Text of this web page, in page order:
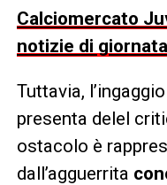
Calciomercato
notizie di giornata
Tuttavia,
presenta delel
ostacolo è
dall’agguerrita